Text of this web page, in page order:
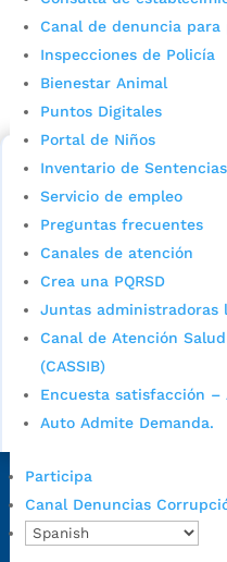
Canal de denuncia
Inspecciones de Policía
Bienestar Animal
Puntos Digitales
Portal de Niños
Inventario de Sentencias
Servicio de empleo
Preguntas frecuentes
Canales de atención
Crea una PQRSD
Juntas administradoras
Canal de Atención
(CASSIB)
Encuesta satisfacción –
Auto Admite Demanda.
Participa
Canal Denuncias
Cupos Escolares
Consulta aqui los pasos
cupo escolar en los
Bucaramanga.
Alcaldía de
Sede principal
Colombia.
Dirección Fase II:Carrera 11 #